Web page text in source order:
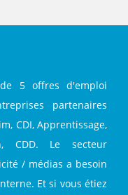
5 offres d'emploi
partenaires
CDI, Apprentissage,
CDD. Le secteur
/ médias a besoin
Et si vous étiez